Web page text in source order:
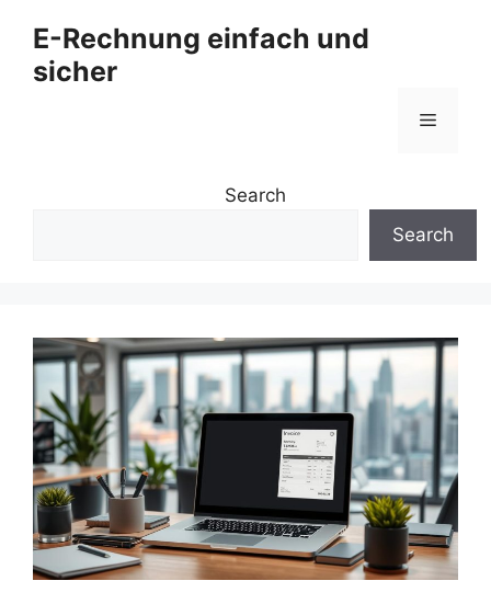
Inhalt
springen
E-Rechnung einfach und
sicher
Menü
Search
Search